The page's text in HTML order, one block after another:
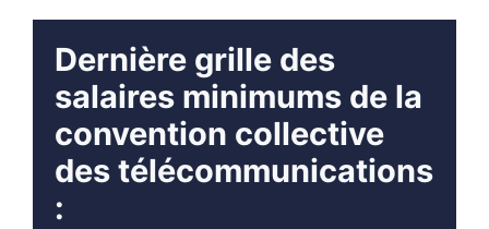
Dernière grille des
salaires minimums de la
convention collective
des télécommunications
: